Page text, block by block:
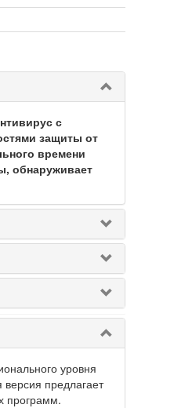
с
защиты от
времени
обнаруживает
уровня
предлагает
программ.